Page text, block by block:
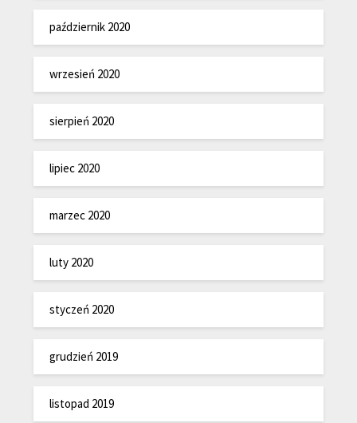
październik 2020
wrzesień 2020
sierpień 2020
lipiec 2020
marzec 2020
luty 2020
styczeń 2020
grudzień 2019
listopad 2019